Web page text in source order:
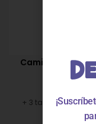
Camiseta niño
25030
11,95€
+ 3 tallas